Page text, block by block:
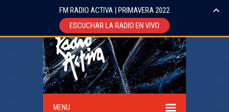
MENU
FM RADIO ACTIVA | PRIMAVERA 2022
ESCUCHAR LA RADIO EN VIVO